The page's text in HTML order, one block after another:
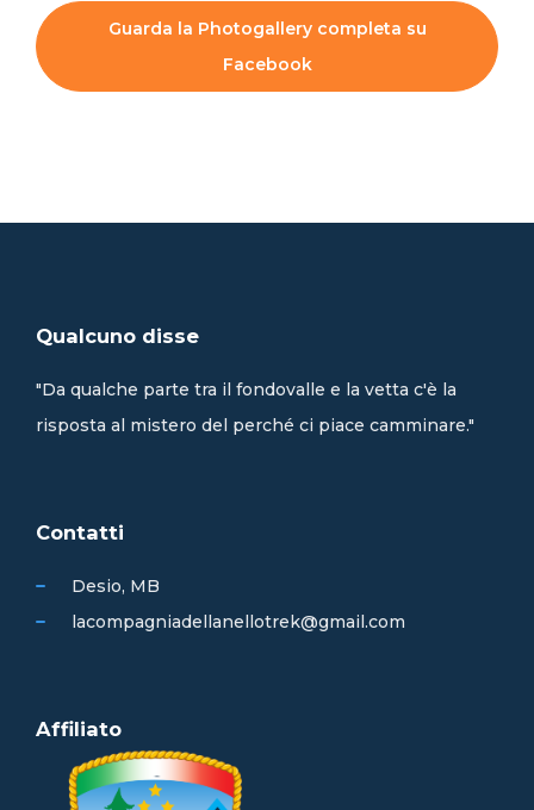
Guarda la Photogallery completa su
Facebook
Qualcuno disse
"Da qualche parte tra il fondovalle e la vetta c'è la
risposta al mistero del perché ci piace camminare."
Contatti
Desio, MB
lacompagniadellanellotrek@gmail.com
Affiliato